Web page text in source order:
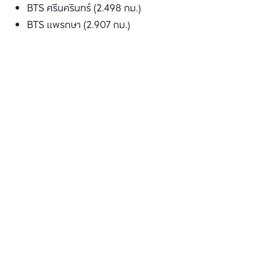
BTS ศรีนครินทร์ (2.498 กม.)
BTS แพรกษา (2.907 กม.)